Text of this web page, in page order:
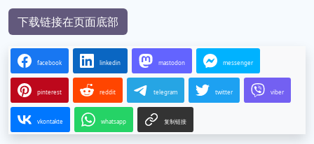
下载链接在页面底部
facebook linkedin mastodon messenger
pinterest reddit telegram twitter viber
vkontakte whatsapp 复制链接